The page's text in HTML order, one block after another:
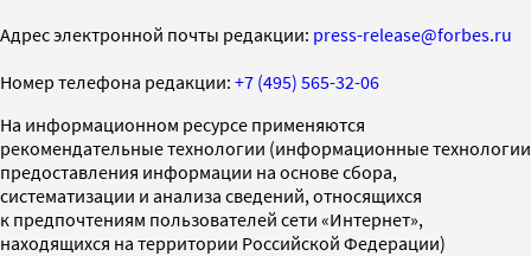
Адрес электронной почты редакции: press-release@forbes.ru
Номер телефона редакции: +7 (495) 565-32-06
На информационном ресурсе применяются
рекомендательные технологии (информационные технологии
предоставления информации на основе сбора,
систематизации и анализа сведений, относящихся
к предпочтениям пользователей сети «Интернет»,
находящихся на территории Российской Федерации)